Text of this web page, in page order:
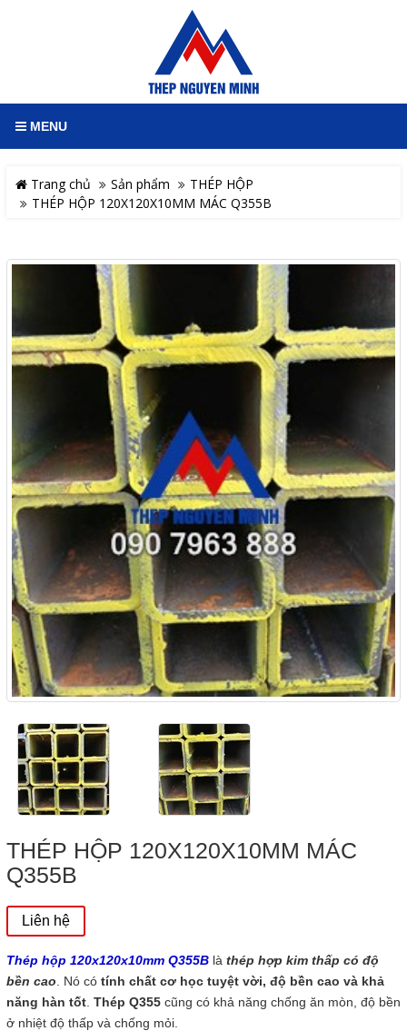
MENU
Trang chủ Sản phẩm
THÉP HỘP
THÉP HỘP 120X120X10MM MÁC Q355B
THÉP HỘP 120X120X10MM MÁC
Q355B
Liên hệ
Thép hộp 120x120x10mm Q355B là thép hợp kim thấp có độ
bền cao . Nó có tính chất cơ học tuyệt vời, độ bền cao và khả
năng hàn tốt Thép Q355 cũng có khả năng chống ăn mòn, độ bền
ở nhiệt độ thấp và chống mỏi.